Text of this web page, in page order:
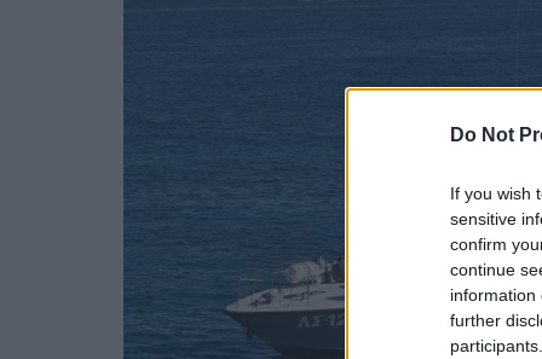
Do Not
If you wish
sensitive
confirm
continue
information
further